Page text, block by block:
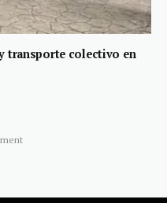
transporte colectivo en